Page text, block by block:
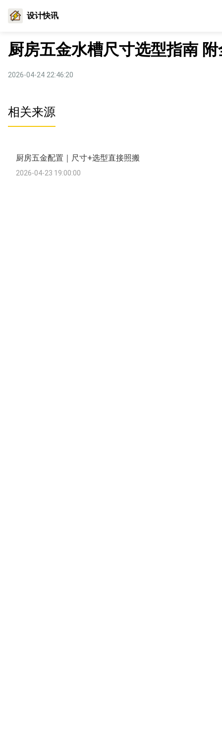
设计快讯
厨房五金水槽尺寸选型指南
2026-04-24 22:46:20
相关来源
厨房五金配置｜尺寸+选型直接照搬
2026-04-23 19:00:00